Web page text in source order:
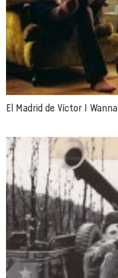
El Madrid de Víctor I Wanna